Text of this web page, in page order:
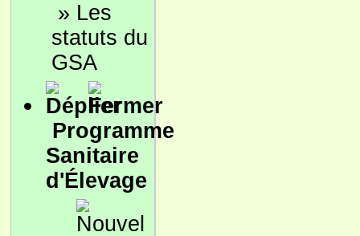
» Les
statuts du
GSA
Programme
Sanitaire
d'Élevage